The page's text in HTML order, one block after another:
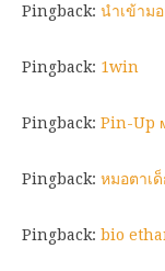
Pingback: นำเข้ามอ
Pingback: 1win
Pingback: Pin-Up
Pingback: หมอตาเ
Pingback: bio